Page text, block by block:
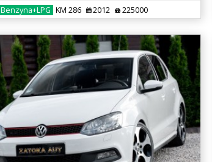
Benzyna+LPG KM 286 2012 225000